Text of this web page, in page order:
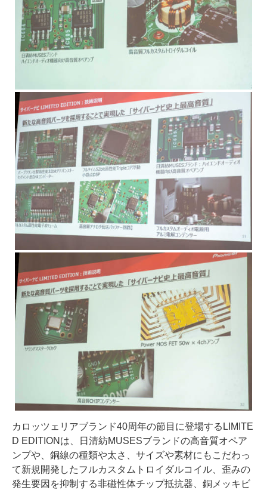
カロッツェリアブランド40周年の節目に登場するLIMITE
D EDITIONは、日清紡MUSESブランドの高音質オペア
ンプや、銅線の種類や太さ、サイズや素材にもこだわっ
て新規開発したフルカスタムトロイダルコイル、歪みの
発生要因を抑制する非磁性体チップ抵抗器、銅メッキビ